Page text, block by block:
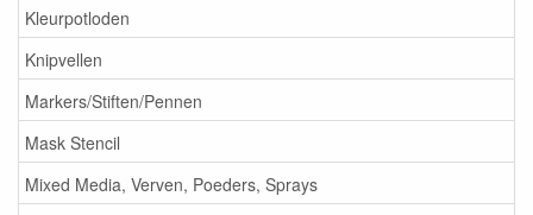
Kleurpotloden
Knipvellen
Markers/Stiften/Pennen
Mask Stencil
Mixed Media, Verven, Poeders, Sprays